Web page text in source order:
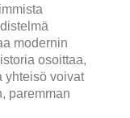
modernin
osoittaa,
yhteisö voivat
paremman